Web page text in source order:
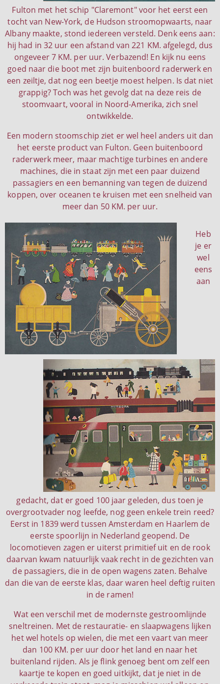
Fulton met het schip "Claremont" voor het eerst een
tocht van New-York, de Hudson stroomopwaarts, naar
Albany maakte, stond iedereen versteld. Denk eens aan:
hij had in 32 uur een afstand van 221 KM. afgelegd, dus
ongeveer 7 KM. per uur. Verbazend! En kijk nu eens
goed naar die boot met zijn buitenboord raderwerk en
een zeiltje, dat nog een beetje moest helpen. Is dat niet
grappig? Toch was het gevolg dat na deze reis de
stoomvaart, vooral in Noord-Amerika, zich snel
ontwikkelde.
Een modern stoomschip ziet er wel heel anders uit dan
het eerste product van Fulton. Geen buitenboord
raderwerk meer, maar machtige turbines en andere
machines, die in staat zijn met een paar duizend
passagiers en een bemanning van tegen de duizend
koppen, over oceanen te kruisen met een snelheid van
meer dan 50 KM. per uur.
Heb
je er
wel
eens
aan
gedacht, dat er goed 100 jaar geleden, dus toen je
overgrootvader nog leefde, nog geen enkele trein reed?
Eerst in 1839 werd tussen Amsterdam en Haarlem de
eerste spoorlijn in Nederland geopend. De
locomotieven zagen er uiterst primitief uit en de rook
daarvan kwam natuurlijk vaak recht in de gezichten van
de passagiers, die in de open wagens zaten. Behalve
dan die van de eerste klas, daar waren heel deftig ruiten
in de ramen!
Wat een verschil met de modernste gestroomlijnde
sneltreinen. Met de restauratie- en slaapwagens lijken
het wel hotels op wielen, die met een vaart van meer
dan 100 KM. per uur door het land en naar het
buitenland rijden. Als je flink genoeg bent om zelf een
kaartje te kopen en goed uitkijkt, dat je niet in de